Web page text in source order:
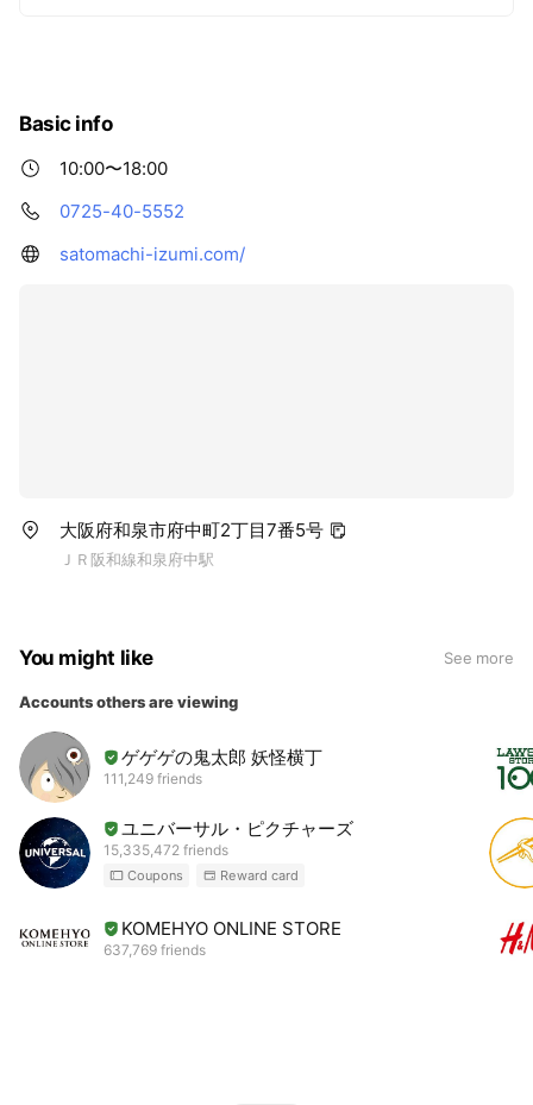
も気軽に楽しめる和泉市へぜひお越しください！！
Basic info
10:00〜18:00
0725-40-5552
satomachi-izumi.com/
大阪府和泉市府中町2丁目7番5号
ＪＲ阪和線和泉府中駅
You might like See more
Accounts others are viewing
ゲゲゲの鬼太郎 妖怪横丁
111,249 friends
ユニバーサル・ピクチャーズ
15,335,472 friends
Coupons Reward card
KOMEHYO ONLINE STORE
637,769 friends